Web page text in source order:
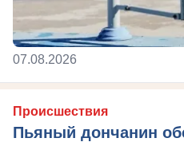
07.08.2026
Происшествия
Пьяный дончанин